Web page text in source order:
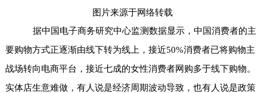
图片来源于网络转载
据中国电子商务研究中心监测数据显示，中国消费者的主
要购物方式正逐渐由线下转为线上，接近50%消费者已将购物主
战场转向电商平台，接近七成的女性消费者网购多于线下购物。
实体店生意难做，有人说是经济周期波动导致，也有人说是政策